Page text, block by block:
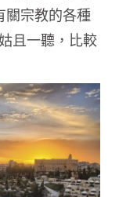
關宗教的各種
且一聽，比較